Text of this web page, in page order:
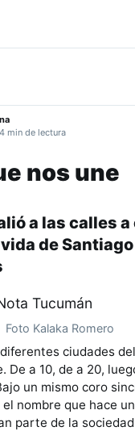
min de lectura
nos une
a las calles
de
Foto Kalaka Romero
ciudades
De a 10, de a 20,
un mismo coro
nombre que hace
parte de la